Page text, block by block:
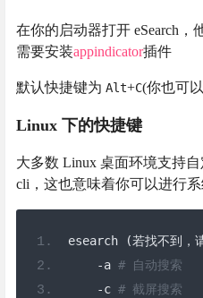
在你的启动器打开 eSearch，
需要安装appindicator插件
默认快捷键为 Alt+C(你也可
Linux 下的快捷键
大多数 Linux 桌面环境支持自
cli，这也意味着你可以进行
esearch (若找不到，
-a # 自动搜索
-c # 截屏搜索